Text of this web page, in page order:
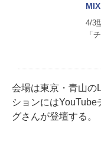
4/3
「
会場は東京・青山の
ションにはYouTube
グさんが登壇する。